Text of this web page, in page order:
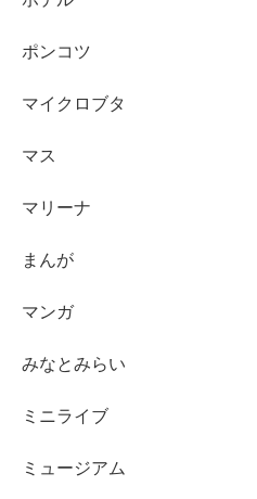
ポンコツ
マイクロブタ
マス
マリーナ
まんが
マンガ
みなとみらい
ミニライブ
ミュージアム